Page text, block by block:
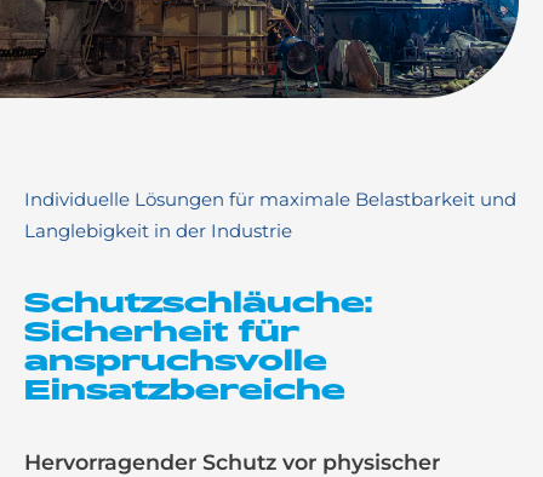
Individuelle Lösungen für maximale Belastbarkeit und
Langlebigkeit in der Industrie
Schutzschläuche:
Sicherheit für
anspruchsvolle
Einsatzbereiche
Hervorragender Schutz vor physischer